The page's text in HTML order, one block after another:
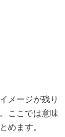
メージが残り
ここでは意味
めます。